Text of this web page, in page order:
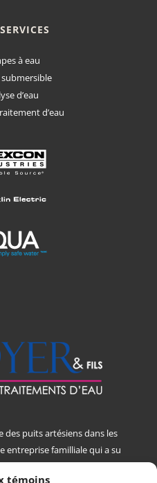
témoins
à eau
d’eau
d’eau
des puits artésiens dans les
entreprise familliale qui a su
son service à la clientèle et